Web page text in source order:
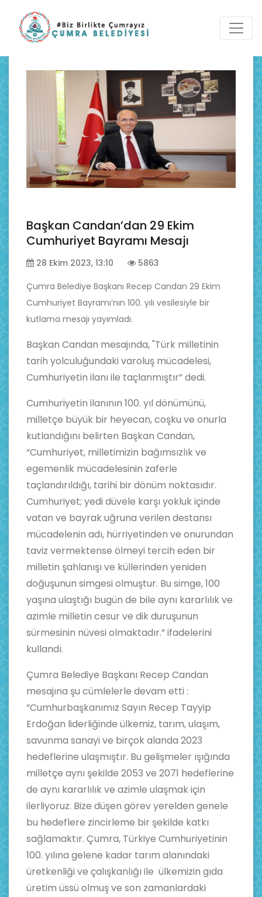
Başkan Candan’dan 29 Ekim
Cumhuriyet Bayramı Mesajı
28 Ekim 2023, 13:10
5863
Çumra Belediye Başkanı Recep Candan 29 Ekim
Cumhuriyet Bayramı’nın 100. yılı vesilesiyle bir
kutlama mesajı yayımladı.
Başkan Candan mesajında, "Türk milletinin
tarih yolculuğundaki varoluş mücadelesi,
Cumhuriyetin ilanı ile taçlanmıştır” dedi.
Cumhuriyetin ilanının 100. yıl dönümünü,
milletçe büyük bir heyecan, coşku ve onurla
kutlandığını belirten Başkan Candan,
“Cumhuriyet, milletimizin bağımsızlık ve
egemenlik mücadelesinin zaferle
taçlandırıldığı, tarihi bir dönüm noktasıdır.
Cumhuriyet; yedi düvele karşı yokluk içinde
vatan ve bayrak uğruna verilen destansı
mücadelenin adı, hürriyetinden ve onurundan
taviz vermektense ölmeyi tercih eden bir
milletin şahlanışı ve küllerinden yeniden
doğuşunun simgesi olmuştur. Bu simge, 100
yaşına ulaştığı bugün de bile aynı kararlılık ve
azimle milletin cesur ve dik duruşunun
sürmesinin nüvesi olmaktadır.” ifadelerini
kullandı.
Çumra Belediye Başkanı Recep Candan
mesajına şu cümlelerle devam etti :
“Cumhurbaşkanımız Sayın Recep Tayyip
Erdoğan liderliğinde ülkemiz, tarım, ulaşım,
savunma sanayi ve birçok alanda 2023
hedeflerine ulaşmıştır. Bu gelişmeler ışığında
milletçe aynı şekilde 2053 ve 2071 hedeflerine
de aynı kararlılık ve azimle ulaşmak için
ilerliyoruz. Bize düşen görev yerelden genele
bu hedeflere zincirleme bir şekilde katkı
sağlamaktır. Çumra, Türkiye Cumhuriyetinin
100. yılına gelene kadar tarım alanındaki
üretkenliği ve çalışkanlığı ile ülkemizin gıda
üretim üssü olmuş ve son zamanlardaki